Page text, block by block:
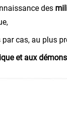
des
cas, au plus
et aux